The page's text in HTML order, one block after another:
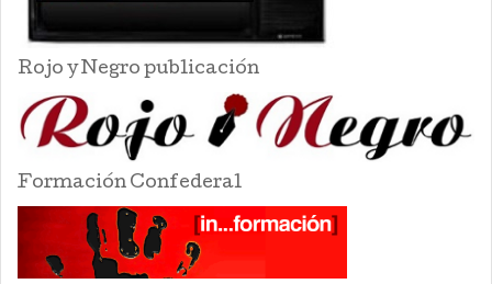
Rojo y Negro publicación
Formación Confederal